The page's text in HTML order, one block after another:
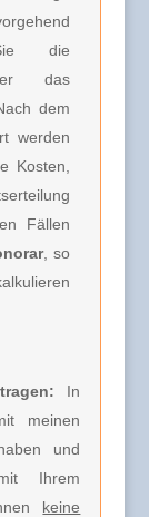
die
das
dem
werden
Kosten,
Fällen
, so
In
meinen
und
Ihrem
keine